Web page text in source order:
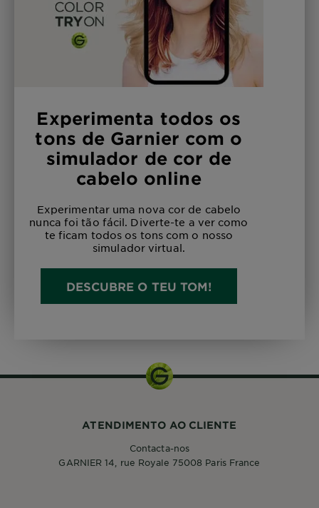
Experimenta todos os
tons de Garnier com o
simulador de cor de
cabelo online
Experimentar uma nova cor de cabelo
nunca foi tão fácil. Diverte-te a ver como
te ficam todos os tons com o nosso
simulador virtual.
DESCUBRE O TEU TOM!
ATENDIMENTO AO CLIENTE
Contacta-nos
GARNIER 14, rue Royale 75008 Paris France